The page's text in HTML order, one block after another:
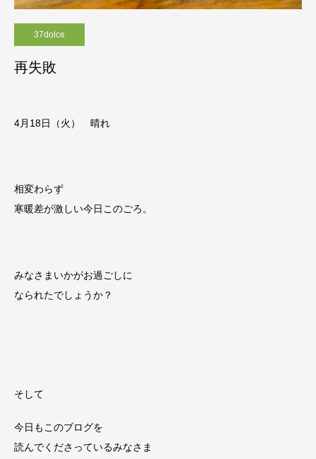
37dolce
再失敗
4月18日（火） 晴れ
相変わらず
寒暖差が激しい今日このごろ。
みなさまいかがお過ごしに
なられたでしょうか？
そして
今日もこのブログを
読んでくださっているみなさま